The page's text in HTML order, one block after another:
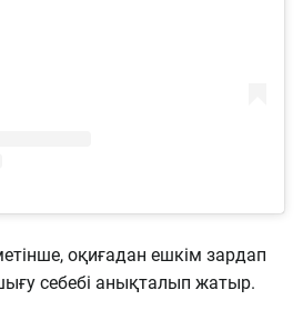
оқиғадан ешкім зардап
себебі анықталып жатыр.